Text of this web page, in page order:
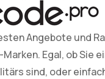
Angebote und
Egal, ob Sie
sind, oder